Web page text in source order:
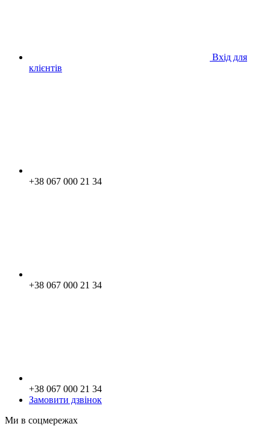
Вхід для
клієнтів
+38 067 000 21 34
+38 067 000 21 34
+38 067 000 21 34
Замовити дзвінок
Ми в соцмережах